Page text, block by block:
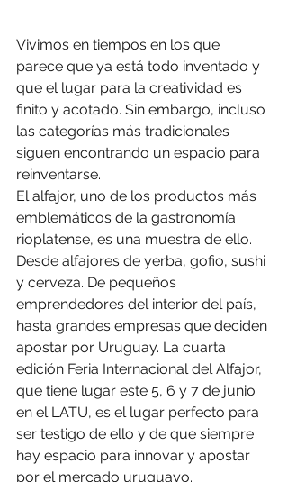
Vivimos en tiempos en los que
parece que ya está todo inventado y
que el lugar para la creatividad es
finito y acotado. Sin embargo, incluso
las categorías más tradicionales
siguen encontrando un espacio para
reinventarse.
El alfajor, uno de los productos más
emblemáticos de la gastronomía
rioplatense, es una muestra de ello.
Desde alfajores de yerba, gofio, sushi
y cerveza. De pequeños
emprendedores del interior del país,
hasta grandes empresas que deciden
apostar por Uruguay. La cuarta
edición Feria Internacional del Alfajor,
que tiene lugar este 5, 6 y 7 de junio
en el LATU, es el lugar perfecto para
ser testigo de ello y de que siempre
hay espacio para innovar y apostar
por el mercado uruguayo.